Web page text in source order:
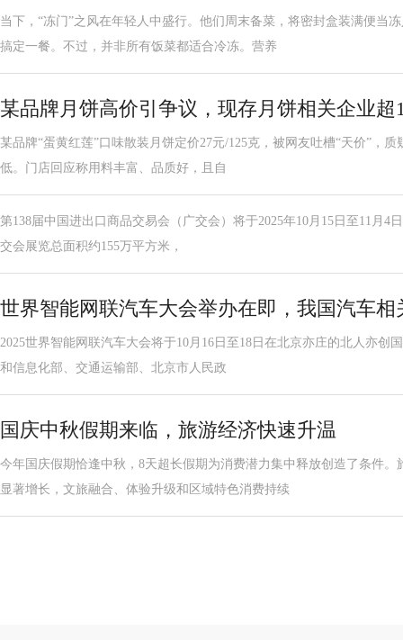
当下，“冻门”之风在年轻人中盛行。他们周末备菜，将密封盒装满便当
搞定一餐。不过，并非所有饭菜都适合冷冻。营养
某品牌月饼高价引争议，现存月饼相关企业超
某品牌“蛋黄红莲”口味散装月饼定价27元/125克，被网友吐槽“天价”，
低。门店回应称用料丰富、品质好，且自
第138届中国进出口商品交易会（广交会）将于2025年10月15日至11月4
交会展览总面积约155万平方米，
世界智能网联汽车大会举办在即，我国汽车相
2025世界智能网联汽车大会将于10月16日至18日在北京亦庄的北人亦创
和信息化部、交通运输部、北京市人民政
国庆中秋假期来临，旅游经济快速升温
今年国庆假期恰逢中秋，8天超长假期为消费潜力集中释放创造了条件
显著增长，文旅融合、体验升级和区域特色消费持续